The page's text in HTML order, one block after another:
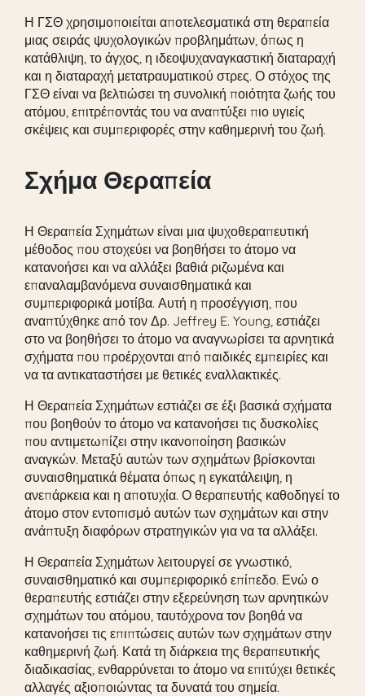
Η ΓΣΘ χρησιμοποιείται αποτελεσματικά στη θεραπεία
μιας σειράς ψυχολογικών προβλημάτων, όπως η
κατάθλιψη, το άγχος, η ιδεοψυχαναγκαστική διαταραχή
και η διαταραχή μετατραυματικού στρες. Ο στόχος της
ΓΣΘ είναι να βελτιώσει τη συνολική ποιότητα ζωής του
ατόμου, επιτρέποντάς του να αναπτύξει πιο υγιείς
σκέψεις και συμπεριφορές στην καθημερινή του ζωή.
Σχήμα Θεραπεία
Η Θεραπεία Σχημάτων είναι μια ψυχοθεραπευτική
μέθοδος που στοχεύει να βοηθήσει το άτομο να
κατανοήσει και να αλλάξει βαθιά ριζωμένα και
επαναλαμβανόμενα συναισθηματικά και
συμπεριφορικά μοτίβα. Αυτή η προσέγγιση, που
αναπτύχθηκε από τον Δρ. Jeffrey E. Young, εστιάζει
στο να βοηθήσει το άτομο να αναγνωρίσει τα αρνητικά
σχήματα που προέρχονται από παιδικές εμπειρίες και
να τα αντικαταστήσει με θετικές εναλλακτικές.
Η Θεραπεία Σχημάτων εστιάζει σε έξι βασικά σχήματα
που βοηθούν το άτομο να κατανοήσει τις δυσκολίες
που αντιμετωπίζει στην ικανοποίηση βασικών
αναγκών. Μεταξύ αυτών των σχημάτων βρίσκονται
συναισθηματικά θέματα όπως η εγκατάλειψη, η
ανεπάρκεια και η αποτυχία. Ο θεραπευτής καθοδηγεί το
άτομο στον εντοπισμό αυτών των σχημάτων και στην
ανάπτυξη διαφόρων στρατηγικών για να τα αλλάξει.
Η Θεραπεία Σχημάτων λειτουργεί σε γνωστικό,
συναισθηματικό και συμπεριφορικό επίπεδο. Ενώ ο
θεραπευτής εστιάζει στην εξερεύνηση των αρνητικών
σχημάτων του ατόμου, ταυτόχρονα τον βοηθά να
κατανοήσει τις επιπτώσεις αυτών των σχημάτων στην
καθημερινή ζωή. Κατά τη διάρκεια της θεραπευτικής
διαδικασίας, ενθαρρύνεται το άτομο να επιτύχει θετικές
αλλαγές αξιοποιώντας τα δυνατά του σημεία.